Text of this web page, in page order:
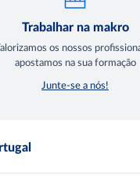
Trabalhar na makro
os nossos
apostamos na sua formação
Junte-se a nós!